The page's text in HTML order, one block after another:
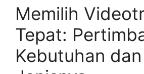
Memilih
Tepat:
Kebutuhan dan